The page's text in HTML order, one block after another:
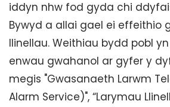
iddyn nhw fod gyda chi
Bywyd a allai gael ei effeithio
llinellau. Weithiau bydd pobl
enwau gwahanol ar gyfer y
megis "Gwasanaeth Larwm
Alarm Service)", “Larymau